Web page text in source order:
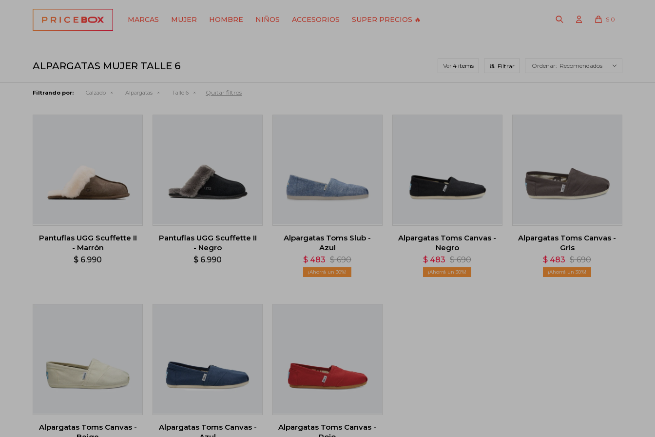
MARCAS MUJER HOMBRE NIÑOS ACCESORIOS SUPER PRECIOS 🔥 $ 0
ALPARGATAS MUJER TALLE 6 Ver Recomendados
Filtrando por: Calzado Alpargatas Talle 6 Quitar filtros
Pantuflas UGG Scuffette II
- Marrón
$ 6.990
Pantuflas UGG Scuffette II
- Negro
$ 6.990
Alpargatas Toms Slub -
Azul
$ 483 $ 690
30
Alpargatas Toms Canvas -
Negro
$ 483 $ 690
30
Alpargatas Toms Canvas -
Gris
$ 483 $ 690
30
Alpargatas Toms Canvas -
Alpargatas Toms Canvas -
Alpargatas Toms Canvas -